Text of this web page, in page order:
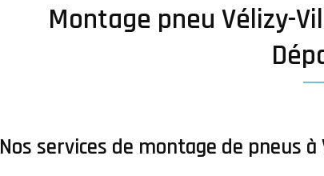
Montage pneu Vélizy-
Nos services de montage de pneus